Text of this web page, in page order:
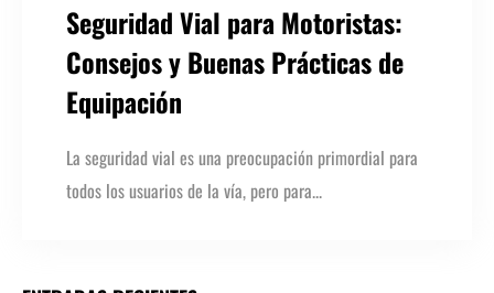
Seguridad Vial para Motoristas:
Consejos y Buenas Prácticas​ de
Equipación
La seguridad vial es una preocupación primordial para
todos los usuarios de la vía, pero para...